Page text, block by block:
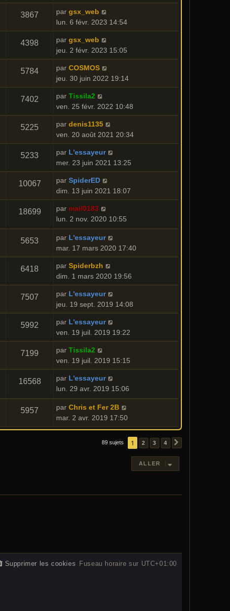
3867 par gsx_web
lun. 6 févr. 2023 14:54
4398 par gsx_web
jeu. 2 févr. 2023 15:05
5784 par COSMOS
jeu. 30 juin 2022 19:14
7402 par Tissila2
ven. 25 févr. 2022 10:48
5225 par denis1135
ven. 20 août 2021 20:34
5233 par L'essayeur
mer. 23 juin 2021 13:25
10067 par SpiderED
dim. 13 juin 2021 18:07
18699 par mail0183
lun. 2 nov. 2020 10:55
5653 par L'essayeur
mar. 17 mars 2020 17:40
6418 par Spiderbzh
dim. 1 mars 2020 19:56
7507 par L'essayeur
jeu. 19 sept. 2019 14:08
5992 par L'essayeur
ven. 19 juil. 2019 19:22
7199 par Tissila2
ven. 19 juil. 2019 15:15
16568 par L'essayeur
lun. 29 avr. 2019 15:06
5957 par Chris et Fer 2B
mar. 2 avr. 2019 17:50
89 sujets 1 2 3 4
ALLER
Fuseau horaire sur UTC+01:00
Supprimer les cookies